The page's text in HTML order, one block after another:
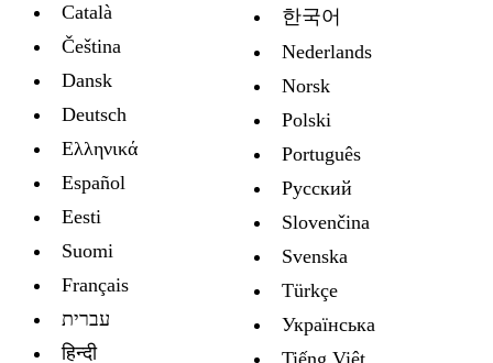
Català
Čeština
Dansk
Deutsch
Ελληνικά
Español
Eesti
Suomi
Français
עברית
हिन्दी
한국어
Nederlands
Norsk
Polski
Português
Русский
Slovenčina
Svenska
Türkçe
Украïнська